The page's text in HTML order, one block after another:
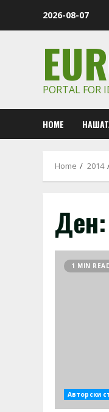
2026-08-07
PORTAL FOR
HOME
Home 2014
Ден:
1 MIN
Авторски